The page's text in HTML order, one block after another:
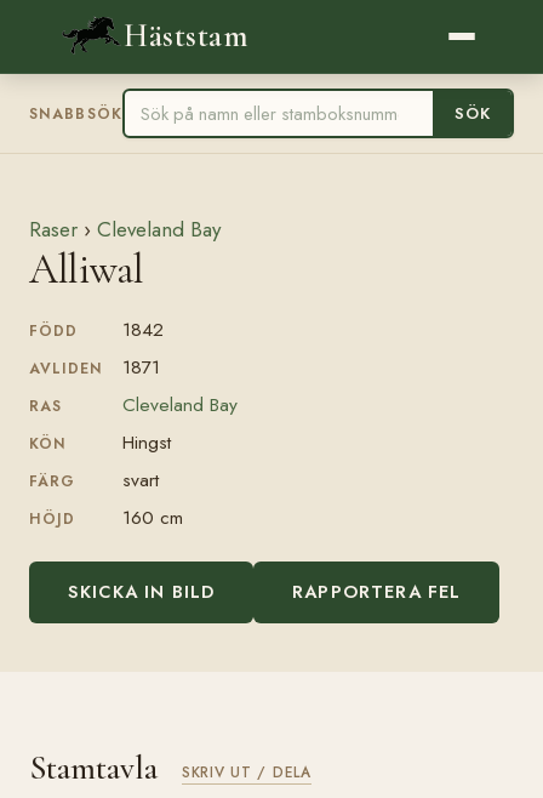
Häststam
SNABBSÖK SÖK
Raser › Cleveland Bay
Alliwal
FÖDD 1842
AVLIDEN 1871
RAS Cleveland Bay
KÖN Hingst
FÄRG svart
HÖJD 160 cm
SKICKA IN BILD RAPPORTERA FEL
Stamtavla SKRIV UT / DELA